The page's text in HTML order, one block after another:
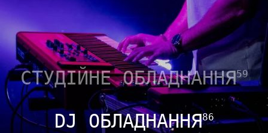
СТУДІЙНЕ ОБЛАДНАННЯ59
DJ ОБЛАДНАННЯ86